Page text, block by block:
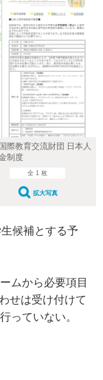
際教育交流財団 日本人
制度
全 1 枚
拡大写真
候補とする予
ムから必要項目
せは受け付けて
っていない。